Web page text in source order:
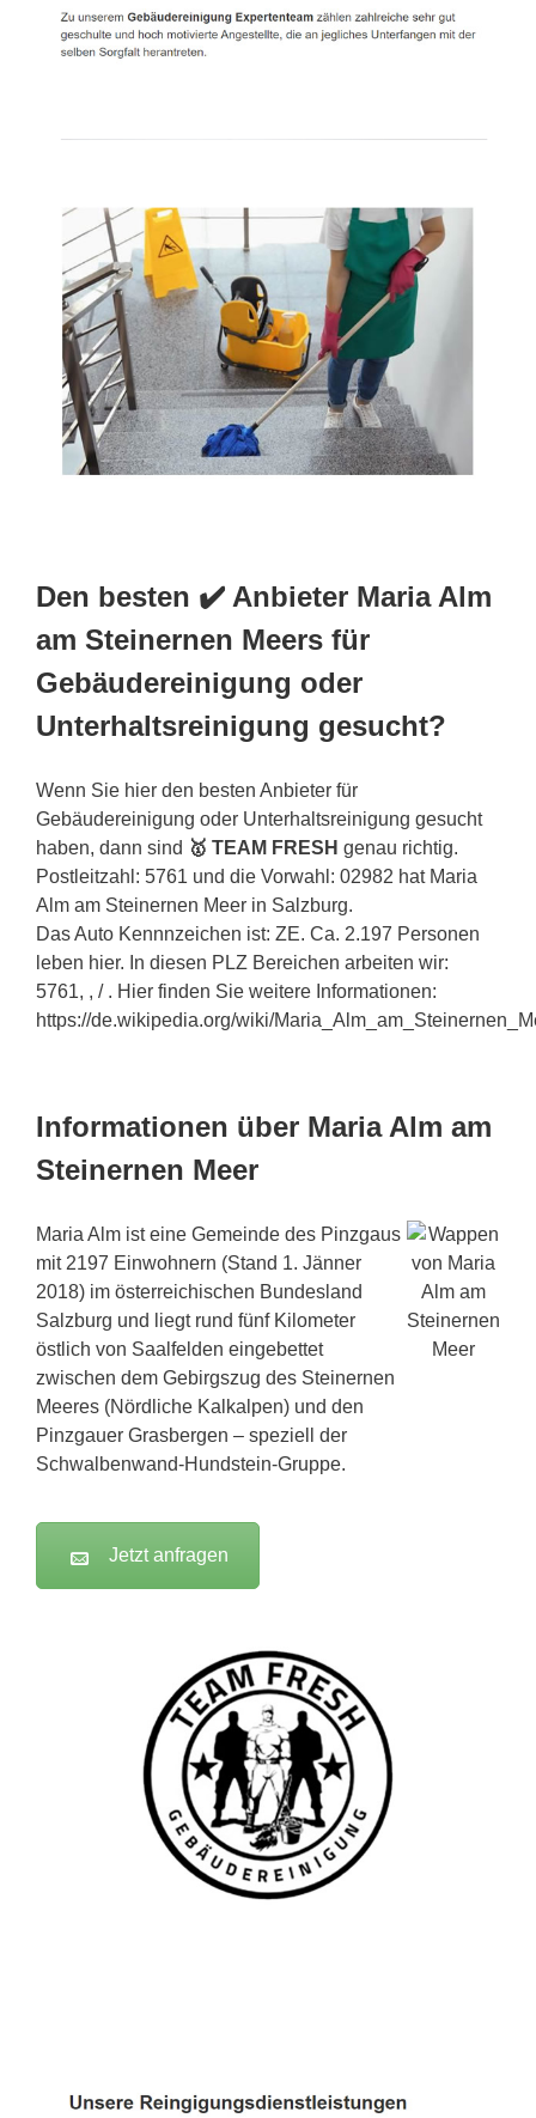
Den besten ✔️ Anbieter Maria Alm
am Steinernen Meers für
Gebäudereinigung oder
Unterhaltsreinigung gesucht?
Wenn Sie hier den besten Anbieter für
Gebäudereinigung oder Unterhaltsreinigung gesucht
haben, dann sind 🥇 TEAM FRESH genau richtig.
Postleitzahl: 5761 und die Vorwahl: 02982 hat Maria
Alm am Steinernen Meer in Salzburg.
Das Auto Kennnzeichen ist: ZE. Ca. 2.197 Personen
leben hier. In diesen PLZ Bereichen arbeiten wir:
5761, , / . Hier finden Sie weitere Informationen:
https://de.wikipedia.org/wiki/
Informationen über Maria Alm am
Steinernen Meer
Maria Alm ist eine Gemeinde des Pinzgaus
mit 2197 Einwohnern (Stand 1. Jänner
2018) im österreichischen Bundesland
Salzburg und liegt rund fünf Kilometer
östlich von Saalfelden eingebettet
zwischen dem Gebirgszug des Steinernen
Meeres (Nördliche Kalkalpen) und den
Pinzgauer Grasbergen – speziell der
Schwalbenwand-Hundstein-Gruppe.
Jetzt anfragen